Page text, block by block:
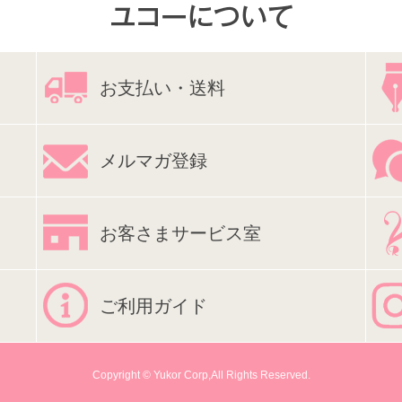
お支払い・送料
メルマガ登録
お客さまサービス室
ご利用ガイド
Copyright © Yukor Corp,All Rights Reserved.